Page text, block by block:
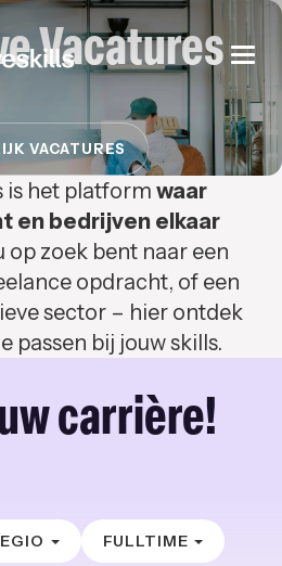
Vacatures
VACATURES
is het platform waar
en bedrijven elkaar
op zoek bent naar een
opdracht, of een
sector – hier ontdek
passen bij jouw skills.
carrière!
FULLTIME